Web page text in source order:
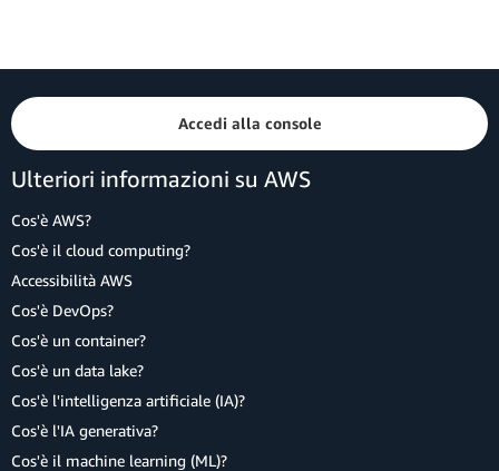
Accedi alla console
Ulteriori informazioni su AWS
Cos'è AWS?
Cos'è il cloud computing?
Accessibilità AWS
Cos'è DevOps?
Cos'è un container?
Cos'è un data lake?
Cos'è l'intelligenza artificiale (IA)?
Cos'è l'IA generativa?
Cos'è il machine learning (ML)?